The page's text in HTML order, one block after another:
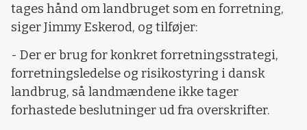
tages hånd om landbruget som en forretning,
siger Jimmy Eskerod, og tilføjer:
- Der er brug for konkret forretningsstrategi,
forretningsledelse og risikostyring i dansk
landbrug, så landmændene ikke tager
forhastede beslutninger ud fra overskrifter.